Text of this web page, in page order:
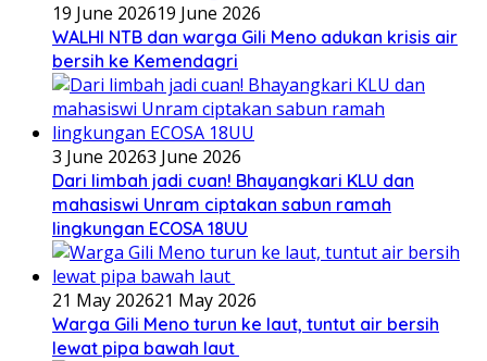
19 June 202619 June 2026
WALHI NTB dan warga Gili Meno adukan krisis air
bersih ke Kemendagri
3 June 20263 June 2026
Dari limbah jadi cuan! Bhayangkari KLU dan
mahasiswi Unram ciptakan sabun ramah
lingkungan ECOSA 18UU
21 May 202621 May 2026
Warga Gili Meno turun ke laut, tuntut air bersih
lewat pipa bawah laut